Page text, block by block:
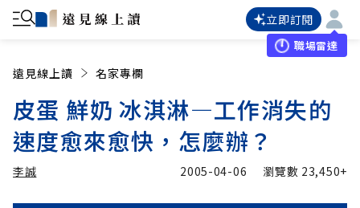
立即訂閱
職場雷達
遠見線上讀 名家專欄
皮蛋 鮮奶 冰淇淋—工作消失的
速度愈來愈快，怎麼辦？
李誠 2005-04-06 瀏覽數 23,450+